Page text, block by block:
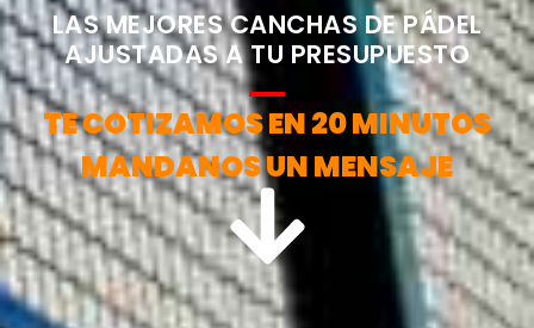
LAS MEJORES CANCHAS DE PÁDEL
AJUSTADAS A TU PRESUPUESTO
TE COTIZAMOS EN 20 MINUTOS
MANDANOS UN MENSAJE